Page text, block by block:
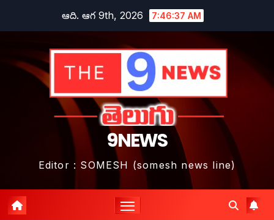
ఆది. ఆగ 9th, 2026 7:46:38 AM
9NEWS
Editor : SOMESH (somesh news line)